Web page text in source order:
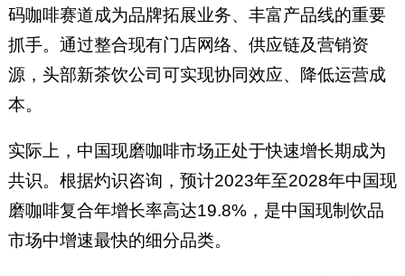
码咖啡赛道成为品牌拓展业务、丰富产品线的重要
抓手。通过整合现有门店网络、供应链及营销资
源，头部新茶饮公司可实现协同效应、降低运营成
本。
实际上，中国现磨咖啡市场正处于快速增长期成为
共识。根据灼识咨询，预计2023年至2028年中国现
磨咖啡复合年增长率高达19.8%，是中国现制饮品
市场中增速最快的细分品类。